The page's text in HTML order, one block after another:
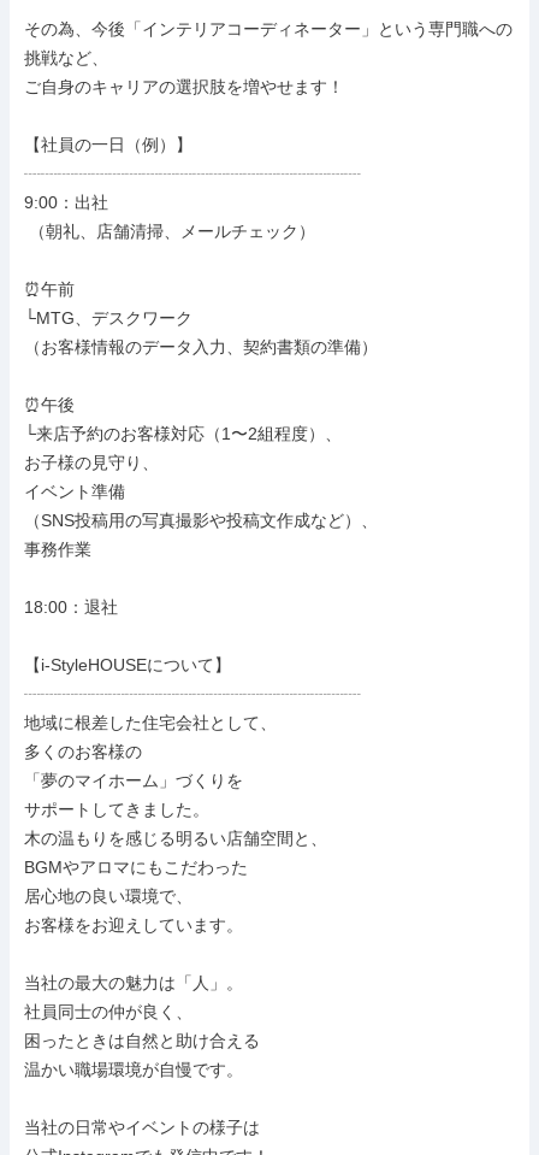
その為、今後「インテリアコーディネーター」という専門職への
挑戦など、
ご自身のキャリアの選択肢を増やせます！
【社員の一日（例）】
┈┈┈┈┈┈┈┈┈┈┈┈┈┈┈┈┈┈┈┈
9:00：出社
⏰午前
└MTG、デスクワーク
（お客様情報のデータ入力、契約書類の準備）
⏰午後
└来店予約のお客様対応（1〜2組程度）、
お子様の見守り、
イベント準備
（SNS投稿用の写真撮影や投稿文作成など）、
事務作業
18:00：退社
【i-StyleHOUSEについて】
┈┈┈┈┈┈┈┈┈┈┈┈┈┈┈┈┈┈┈┈
地域に根差した住宅会社として、
多くのお客様の
「夢のマイホーム」づくりを
サポートしてきました。
木の温もりを感じる明るい店舗空間と、
BGMやアロマにもこだわった
居心地の良い環境で、
お客様をお迎えしています。
当社の最大の魅力は「人」。
社員同士の仲が良く、
困ったときは自然と助け合える
温かい職場環境が自慢です。
当社の日常やイベントの様子は